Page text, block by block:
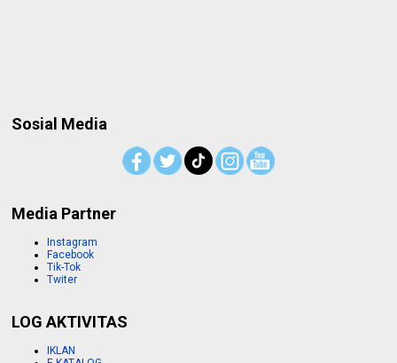
Sosial Media
Media Partner
Instagram
Facebook
Tik-Tok
Twiter
LOG AKTIVITAS
IKLAN